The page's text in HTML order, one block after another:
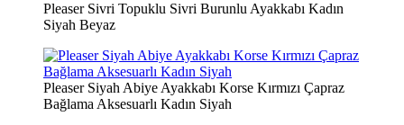
Pleaser Sivri Topuklu Sivri Burunlu Ayakkabı Kadın
Siyah Beyaz
Pleaser Siyah Abiye Ayakkabı Korse Kırmızı Çapraz
Bağlama Aksesuarlı Kadın Siyah